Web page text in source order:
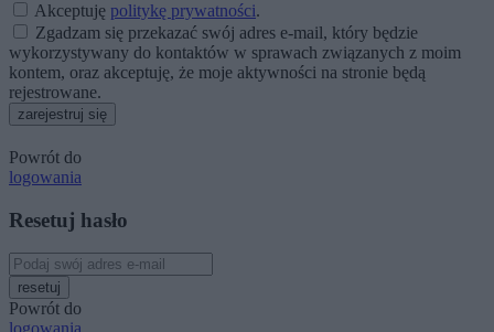
Akceptuję politykę prywatności.
Zgadzam się przekazać swój adres e-mail, który będzie
wykorzystywany do kontaktów w sprawach związanych z moim
kontem, oraz akceptuję, że moje aktywności na stronie będą
rejestrowane.
zarejestruj się
Powrót do
logowania
Resetuj hasło
resetuj
Powrót do